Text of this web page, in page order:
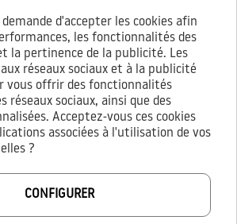
d’utilisation
de vente
personnelles
demande d'accepter les cookies afin
les fonctionnalités des
la pertinence de la publicité. Les
réseaux sociaux et à la publicité
vous offrir des fonctionnalités
réseaux sociaux, ainsi que des
Acceptez-vous ces cookies
associées à l'utilisation de vos
?
CONFIGURER